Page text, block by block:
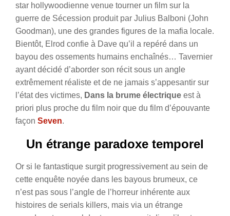
star hollywoodienne venue tourner un film sur la
guerre de Sécession produit par Julius Balboni (John
Goodman), une des grandes figures de la mafia locale.
Bientôt, Elrod confie à Dave qu’il a repéré dans un
bayou des ossements humains enchaînés… Tavernier
ayant décidé d’aborder son récit sous un angle
extrêmement réaliste et de ne jamais s’appesantir sur
l’état des victimes, Dans la brume électrique est à
priori plus proche du film noir que du film d’épouvante
façon Seven.
Un étrange paradoxe temporel
Or si le fantastique surgit progressivement au sein de
cette enquête noyée dans les bayous brumeux, ce
n’est pas sous l’angle de l’horreur inhérente aux
histoires de serials killers, mais via un étrange